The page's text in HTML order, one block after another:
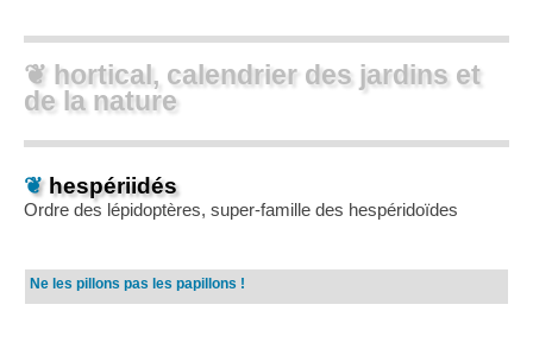
❦ hortical, calendrier des jardins et
de la nature
❦ hespériidés
Ordre des lépidoptères, super-famille des hespéridoïdes
Ne les pillons pas les papillons !